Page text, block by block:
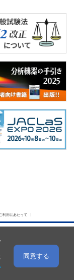
ご利用にあたって
同意する